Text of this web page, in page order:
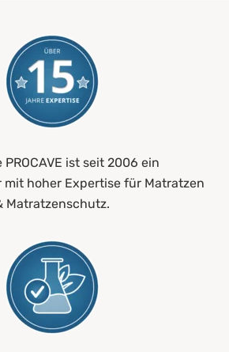
PROCAVE ist seit 2006 ein
hoher Expertise für Matratzen
Matratzenschutz.